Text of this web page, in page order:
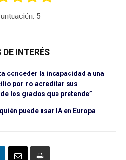
5
DE INTERÉS
conceder la incapacidad a una
por no acreditar sus
los grados que pretende”
puede usar IA en Europa